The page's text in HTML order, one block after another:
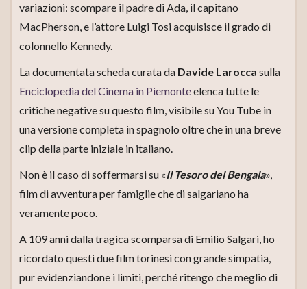
variazioni: scompare il padre di Ada, il capitano
MacPherson, e l’attore Luigi Tosi acquisisce il grado di
colonnello Kennedy.
La documentata scheda curata da Davide Larocca sulla
Enciclopedia del Cinema in Piemonteelenca tutte le
critiche negative su questo film, visibile su You Tube in
una versione completa in spagnolo oltre che in una breve
clip della parte iniziale in italiano.
Non è il caso di soffermarsi su «Il Tesoro del Bengala»,
film di avventura per famiglie che di salgariano ha
veramente poco.
A 109 anni dalla tragica scomparsa di Emilio Salgari, ho
ricordato questi due film torinesi con grande simpatia,
pur evidenziandone i limiti, perché ritengo che meglio di